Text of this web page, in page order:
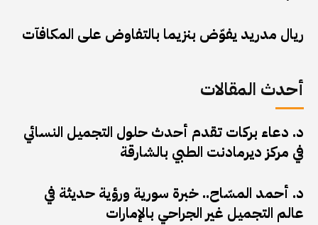
ريال مدريد يفوّض بنزيما بالتفاوض على المكافآت
أحدث المقالات
د. دعاء بركات تقدم أحدث حلول التجميل النسائي
في مركز ديرمادنت الطبي بالشارقة
د. أحمد المسّاح.. خبرة سورية ورؤية حديثة في
عالم التجميل غير الجراحي بالإمارات